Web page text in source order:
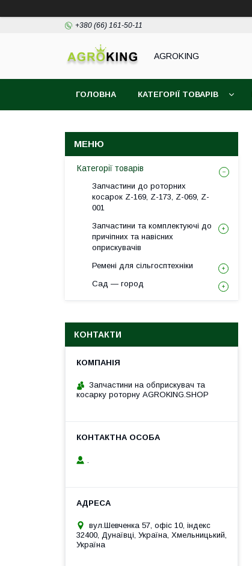
+380 (66) 161-50-11
AGROKING
ГОЛОВНА КАТЕГОРІЇ ТОВАРІВ
Категорії товарів
Запчастини до роторних
косарок Z-169, Z-173, Z-069, Z-
001
Запчастини та комплектуючі до
причіпних та навісних
оприскувачів
Ремені для сільгосптехніки
Сад — город
КОНТАКТИ
Запчастини на обприскувач та
косарку роторну AGROKING.SHOP
вул.Шевченка 57, офіс 10, індекс
32400, Дунаївці, Україна, Хмельницький,
Україна